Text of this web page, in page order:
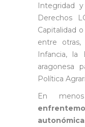
Integridad y
Derechos
Capitalidad
entre
Infancia, la
aragonesa
Política
En